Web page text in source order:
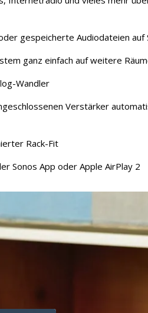
gespeicherte Audiodateien auf
ganz einfach auf weitere
Wandler
Verstärker
Rack-Fit
Sonos App oder Apple AirPlay 2